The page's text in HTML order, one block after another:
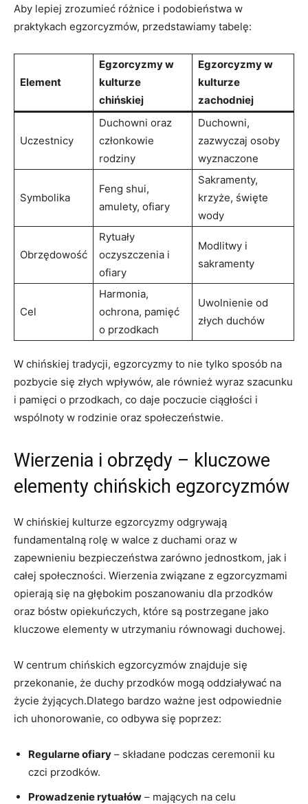
Aby​ lepiej zrozumieć różnice i⁣ podobieństwa w‌
praktykach egzorcyzmów, przedstawiamy tabelę:
Element
Egzorcyzmy⁣ w
kulturze
chińskiej
Egzorcyzmy w
kulturze ​
zachodniej
Uczestnicy
Duchowni oraz‍
członkowie
rodziny
Duchowni,
zazwyczaj ⁢osoby⁢
wyznaczone
Symbolika
Feng shui,⁢
amulety, ofiary
Sakramenty,‌
krzyże, święte
wody
Obrzędowość
Rytuały
oczyszczenia i
ofiary
Modlitwy⁤ i
sakramenty
Cel
Harmonia,
ochrona, pamięć
o⁤ przodkach
Uwolnienie ⁤od
złych duchów
W chińskiej tradycji,‌ egzorcyzmy to nie tylko sposób na⁤
pozbycie ⁤się złych wpływów, ale również‍ wyraz szacunku
i pamięci​ o przodkach, co daje⁢ poczucie ciągłości i⁢
wspólnoty⁢ w ‍rodzinie oraz społeczeństwie.
Wierzenia ⁤i obrzędy – ​kluczowe
elementy chińskich egzorcyzmów
W chińskiej kulturze egzorcyzmy odgrywają
fundamentalną rolę w ⁤walce z duchami⁢ oraz​ w
zapewnieniu ​bezpieczeństwa zarówno jednostkom, jak i
całej⁢ społeczności. ⁣Wierzenia związane z egzorcyzmami
opierają się na głębokim poszanowaniu dla przodków
oraz bóstw opiekuńczych, które ⁤są postrzegane ⁤jako ​
kluczowe elementy w utrzymaniu równowagi duchowej.
W⁤ centrum chińskich egzorcyzmów‍ znajduje się
przekonanie, że⁤ duchy​ przodków mogą oddziaływać na
życie żyjących.Dlatego bardzo ważne jest odpowiednie
ich uhonorowanie, co odbywa się poprzez:
Regularne ofiary – składane podczas⁤ ceremonii ku
czci‍ przodków.
Prowadzenie rytuałów – mających na‌ celu